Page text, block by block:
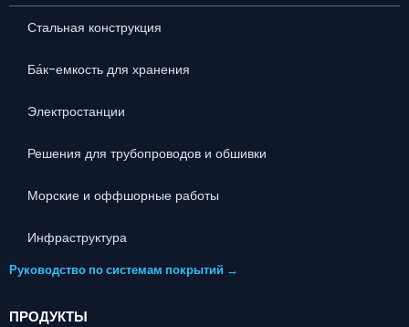
Стальная конструкция
Ба́к-емкость для хранения
Электростанции
Решения для трубопроводов и обшивки
Морские и оффшорные работы
Инфраструктура
Руководство по системам покрытий →
ПРОДУКТЫ